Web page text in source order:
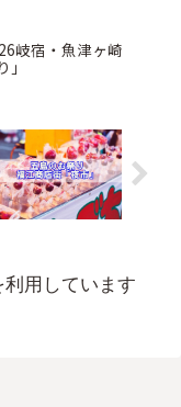
岐宿・魚津ヶ崎
用しています